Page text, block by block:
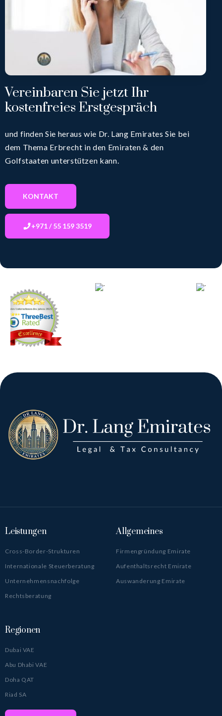
Vereinbaren Sie jetzt Ihr
kostenfreies Erstgespräch
und finden Sie heraus wie Dr. Lang Emirates Sie bei
dem Thema Erbrecht in den Emiraten & den
Golfstaaten unterstützen kann.
KONTAKT
+971 / 55 159 3519
Leistungen
Cross-Border-Strukturen
Internationale Steuerberatung
Unternehmensnachfolge
Rechtsberatung
Allgemeines
Firmengründung Emirate
Aufenthaltsrecht Emirate
Auswanderung Emirate
Regionen
Dubai VAE
Abu Dhabi VAE
Doha QAT
Riad SA